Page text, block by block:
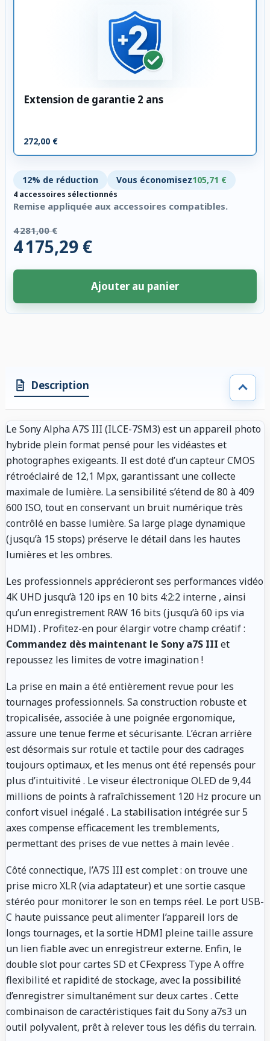
Extension de garantie 2 ans
272,00 €
12% de réduction Vous économisez105,71 €
4 accessoires sélectionnés
Remise appliquée aux accessoires compatibles.
4 281,00 €
4 175,29 €
Ajouter au panier
Description
Le Sony Alpha A7S III (ILCE-7SM3) est un appareil photo
hybride plein format pensé pour les vidéastes et
photographes exigeants. Il est doté d’un capteur CMOS
rétroéclairé de 12,1 Mpx, garantissant une collecte
maximale de lumière. La sensibilité s’étend de 80 à 409
600 ISO, tout en conservant un bruit numérique très
contrôlé en basse lumière. Sa large plage dynamique
(jusqu’à 15 stops) préserve le détail dans les hautes
lumières et les ombres.
Les professionnels apprécieront ses performances vidéo
4K UHD jusqu’à 120 ips en 10 bits 4:2:2 interne , ainsi
qu’un enregistrement RAW 16 bits (jusqu’à 60 ips via
HDMI). Profitez-en pour élargir votre champ créatif :
Commandez dès maintenant le Sony a7S III et
repoussez les limites de votre imagination !
La prise en main a été entièrement revue pour les
tournages professionnels. Sa construction robuste et
tropicalisée, associée à une poignée ergonomique,
assure une tenue ferme et sécurisante. L’écran arrière
est désormais sur rotule et tactile pour des cadrages
toujours optimaux, et les menus ont été repensés pour
plus d’intuitivité. Le viseur électronique OLED de 9,44
millions de points à rafraîchissement 120 Hz procure un
confort visuel inégalé. La stabilisation intégrée sur 5
axes compense efficacement les tremblements,
permettant des prises de vue nettes à main levée.
Côté connectique, l’A7S III est complet : on trouve une
prise micro XLR (via adaptateur) et une sortie casque
stéréo pour monitorer le son en temps réel. Le port USB-
C haute puissance peut alimenter l’appareil lors de
longs tournages, et la sortie HDMI pleine taille assure
un lien fiable avec un enregistreur externe. Enfin, le
double slot pour cartes SD et CFexpress Type A offre
flexibilité et rapidité de stockage, avec la possibilité
d’enregistrer simultanément sur deux cartes . Cette
combinaison de caractéristiques fait du Sony a7s3 un
outil polyvalent, prêt à relever tous les défis du terrain.